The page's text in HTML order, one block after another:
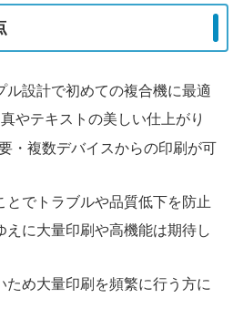
ル設計で初めての複合機に最適
やテキストの美しい仕上がり
・複数デバイスからの印刷が可
とでトラブルや品質低下を防止
えに大量印刷や高機能は期待し
ため大量印刷を頻繁に行う方に